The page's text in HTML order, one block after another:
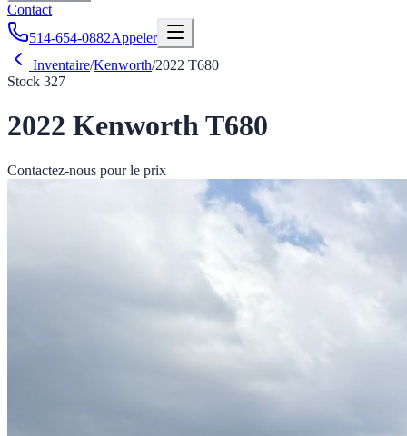
Contact
514-654-0882Appeler
Inventaire/Kenworth/2022 T680
Stock 327
2022 KenworthT680
Contactez-nous pour le prix